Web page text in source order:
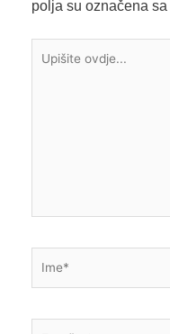
polja su označena sa
ovdje...